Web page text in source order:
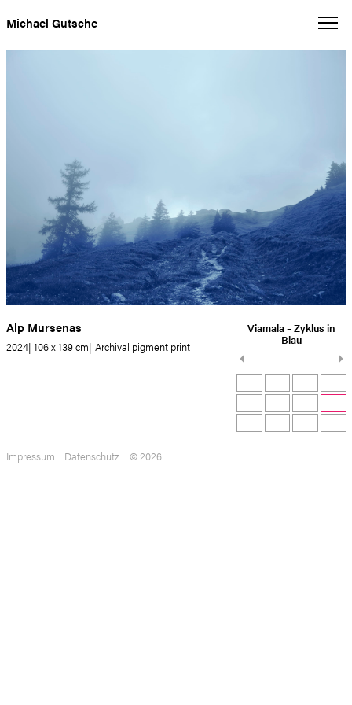
Michael Gutsche
Alp Mursenas
2024 106 x 139 cm Archival pigment print
Viamala – Zyklus in
Blau
Impressum Datenschutz © 2026